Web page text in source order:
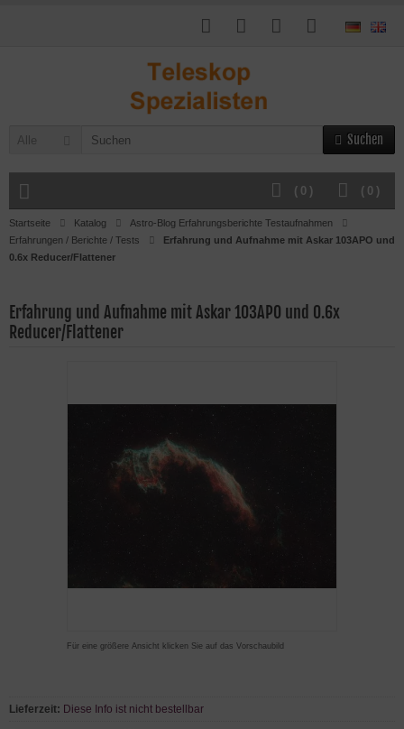
Alle Suchen
( 0 )
( 0 )
Startseite Katalog
Astro-Blog Erfahrungsberichte Testaufnahmen
Erfahrungen / Berichte / Tests
Erfahrung und Aufnahme mit Askar 103APO und
0.6x Reducer/Flattener
Erfahrung und Aufnahme mit Askar 103APO und 0.6x
Reducer/Flattener
Für eine größere Ansicht klicken Sie auf das Vorschaubild
Lieferzeit: Diese Info ist nicht bestellbar